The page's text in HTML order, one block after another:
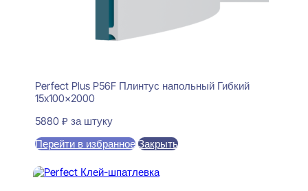
Perfect Plus P56F Плинтус напольный Гибкий
15x100x2000
5880 ₽ за штуку
Перейти в избранное Закрыть